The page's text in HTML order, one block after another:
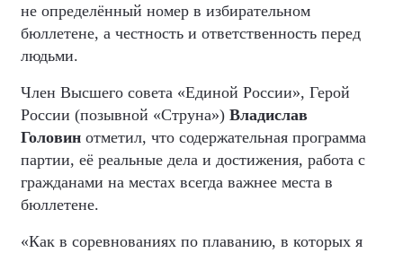
не определённый номер в избирательном
бюллетене, а честность и ответственность перед
людьми.
Член Высшего совета «Единой России», Герой
России (позывной «Струна») Владислав
Головин отметил, что содержательная программа
партии, её реальные дела и достижения, работа с
гражданами на местах всегда важнее места в
бюллетене.
«Как в соревнованиях по плаванию, в которых я